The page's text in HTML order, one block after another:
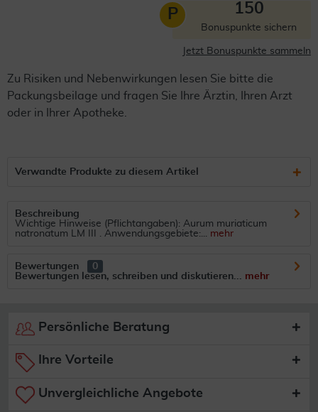
P 150
Bonuspunkte sichern
Jetzt Bonuspunkte sammeln
Zu Risiken und Nebenwirkungen lesen Sie bitte die
Packungsbeilage und fragen Sie Ihre Ärztin, Ihren Arzt
oder in Ihrer Apotheke.
Verwandte Produkte zu diesem Artikel
Beschreibung
Wichtige Hinweise (Pflichtangaben): Aurum muriaticum
natronatum LM III . Anwendungsgebiete:... mehr
Bewertungen
0
Bewertungen lesen, schreiben und diskutieren... mehr
Persönliche Beratung
Ihre Vorteile
Unvergleichliche Angebote